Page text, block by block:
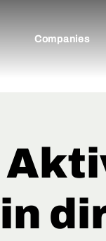
Companies